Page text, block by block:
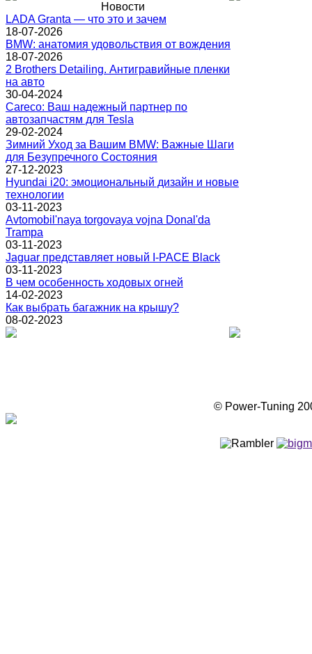
Новости
LADA Granta — что это и зачем
18-07-2026
BMW: анатомия удовольствия от вождения
18-07-2026
2 Brothers Detailing. Антигравийные пленки
на авто
30-04-2024
Careco: Ваш надежный партнер по
автозапчастям для Tesla
29-02-2024
Зимний Уход за Вашим BMW: Важные Шаги
для Безупречного Состояния
27-12-2023
Hyundai i20: эмоциональный дизайн и новые
технологии
03-11-2023
Avtomobil'naya torgovaya vojna Donal'da
Trampa
03-11-2023
Jaguar представляет новый I-PACE Black
03-11-2023
В чем особенность ходовых огней
14-02-2023
Как выбрать багажник на крышу?
08-02-2023
© Power-Tuning